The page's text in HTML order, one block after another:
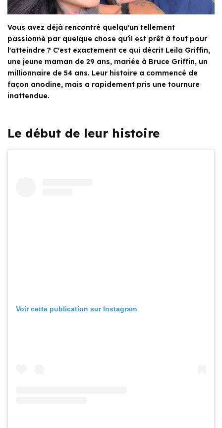
Vous avez déjà rencontré quelqu'un tellement
passionné par quelque chose qu'il est prêt à tout pour
l'atteindre ? C'est exactement ce qui décrit Leila Griffin,
une jeune maman de 29 ans, mariée à Bruce Griffin, un
millionnaire de 54 ans. Leur histoire a commencé de
façon anodine, mais a rapidement pris une tournure
inattendue.
Le début de leur histoire
Voir cette publication sur Instagram